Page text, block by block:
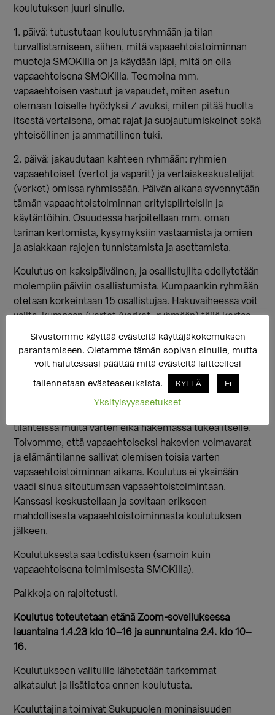
koulutuksen juuri sinulle.
1. päivä: tutustutaan koulutusryhmään ja tilan
turvallistamiseen, siihen, mitä vapaaehtoistoiminnan
muotoja SMOKilla on ja käydään läpi, mitä on olla
vapaaehtoisena SMOKilla. Teemoina mm.
vapaaehtoisen vastuut ja vapaudet, miten asetun
olemaan toiselle hyödyksi / avuksi, miten pitää huolta
itsestä vertaisena, omat rajat ja suojautumiskeinot sekä
yhteisöllinen ja ammatillinen tuki.
2. päivä: jakaudutaan kahteen ryhmään: ryhmien
vapaaehtoiset (vertot ja vaparit) ja vertaiskeskustelijat
(verket) omissa ryhmissään. Päivän aikana syvennytään
tämän vapaaehtoistoiminnan erityispiirteisiin ja
käytäntöihin. Osuudessa harjoitellaan mm. oman
tarinan kertomista, kysymyksiin vastaamista ja omien
ja asiakkaan rajojen tunnistamista ja asettamista.
Koulutus on kaksipäiväinen, ja osallistujilta edellytetään
molempiin päiviin osallistumista. Kumpaankin ryhmään
otetaan korkeintaan 15 osallistujaa. Hakuvaiheessa voit
valita, kumpaan (vertot/verket -ryhmään) tällä kertaa
halutessasi suorittaa toisen osion myöhemmin
seuraavan VERKOT-koulutuksen yhteydessä
osallistumalla vain jälkimmäiseen päivään.
Vaikka vapaaehtoistoiminnan on tarkoitus olla antoisaa
tilanteissa muita varten eikä hakemassa tukea itselle.
Toivomme, että vapaaehtoiseksi hakevien voimavarat
ja elämäntilanne sallivat olemisen toisia varten
vapaaehtoistoiminnan aikana. Koulutus ei yksinään
vaadi sinua sitoutumaan vapaaehtoistoimintaan.
Kanssasi keskustellaan ja sovitaan erikseen
mahdollisesta vapaaehtoistoiminnasta koulutuksen
jälkeen.
Koulutuksesta saa todistuksen (samoin kuin
vapaaehtoisena toimimisesta SMOKilla).
Paikkoja on rajoitetusti.
Koulutus toteutetaan etänä Zoom-sovelluksessa
lauantaina 1.4.23 klo 10–16 ja sunnuntaina 2.4. klo 10–
16.
Koulutukseen valituille lähetetään tarkemmat
aikataulut ja lisätietoa ennen koulutusta.
Kouluttajina toimivat Sukupuolen moninaisuuden
Sivustomme käyttää evästeitä käyttäjäkokemuksen
parantamiseen. Oletamme tämän sopivan sinulle, mutta
voit halutessasi päättää mitä evästeitä laitteellesi
tallennetaan evästeaseuksista. KYLLÄ Ei
Yksityisyysasetukset